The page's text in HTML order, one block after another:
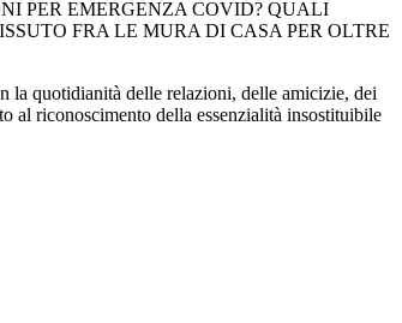
PER EMERGENZA COVID? QUALI
FRA LE MURA DI CASA PER OLTRE
la quotidianità delle relazioni, delle amicizie, dei
al riconoscimento della essenzialità insostituibile